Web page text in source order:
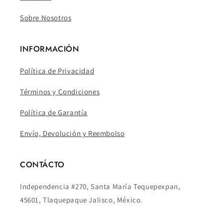
Sobre Nosotros
INFORMACIÓN
Política de Privacidad
Términos y Condiciones
Política de Garantía
Envío, Devolución y Reembolso
CONTÁCTO
Independencia #270, Santa María Tequepexpan,
45601, Tlaquepaque Jalisco, México.